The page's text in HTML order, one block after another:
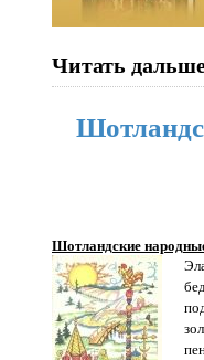
Читать
Шотландские